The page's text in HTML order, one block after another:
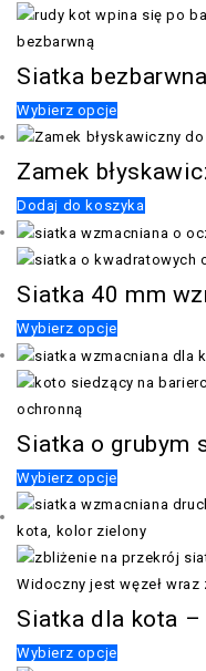
Siatka
Wybierz opcje
Zamek
Dodaj do koszyka
Siatka 40 mm
Wybierz opcje
Siatka o grubym
Wybierz opcje
Siatka dla kota –
Wybierz opcje